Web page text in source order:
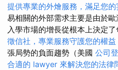
提供專業的外燴服務，滿足您
易相關的外部需求主要是由於
入學市場的增長從根本上決定
徵信社，專業服務守護您的權益
張局勢的負面趨勢（美國 公司
合適的 lawyer 來解決您的法律